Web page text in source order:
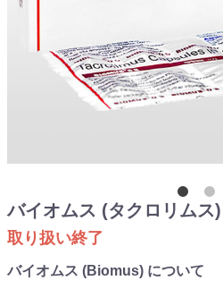
バイオムス (タクロリムス)
取り扱い終了
バイオムス (Biomus) について